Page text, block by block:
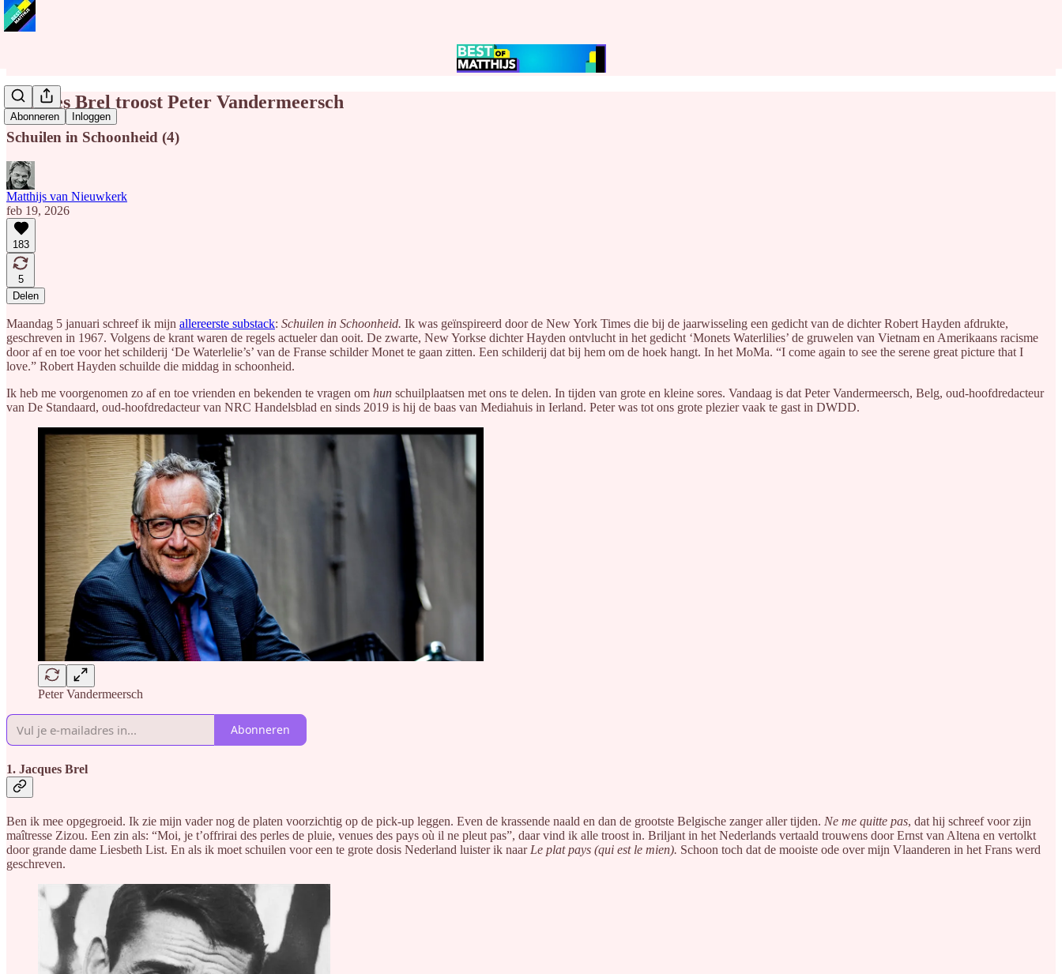
Abonneren Inloggen
Jacques Brel troost Peter Vandermeersch
Schuilen in Schoonheid (4)
Matthijs van Nieuwkerk
feb 19, 2026
183
5
Delen
Maandag 5 januari schreef ik mijn allereerste substack: Schuilen in Schoonheid. Ik was geïnspireerd door de New York Times die bij de jaarwisseling een gedicht van de dichter Robert Hayden afdrukte,
geschreven in 1967. Volgens de krant waren de regels actueler dan ooit. De zwarte, New Yorkse dichter Hayden ontvlucht in het gedicht ‘Monets Waterlilies’ de gruwelen van Vietnam en Amerikaans racisme
door af en toe voor het schilderij ‘De Waterlelie’s’ van de Franse schilder Monet te gaan zitten. Een schilderij dat bij hem om de hoek hangt. In het MoMa. “I come again to see the serene great picture that I
love.” Robert Hayden schuilde die middag in schoonheid.
Ik heb me voorgenomen zo af en toe vrienden en bekenden te vragen om hun schuilplaatsen met ons te delen. In tijden van grote en kleine sores. Vandaag is dat Peter Vandermeersch, Belg, oud-hoofdredacteur
van De Standaard, oud-hoofdredacteur van NRC Handelsblad en sinds 2019 is hij de baas van Mediahuis in Ierland. Peter was tot ons grote plezier vaak te gast in DWDD.
Peter Vandermeersch
Abonneren
1. Jacques Brel
Ben ik mee opgegroeid. Ik zie mijn vader nog de platen voorzichtig op de pick-up leggen. Even de krassende naald en dan de grootste Belgische zanger aller tijden. Ne me quitte pas, dat hij schreef voor zijn
maîtresse Zizou. Een zin als: “Moi, je t’offrirai des perles de pluie, venues des pays où il ne pleut pas”, daar vind ik alle troost in. Briljant in het Nederlands vertaald trouwens door Ernst van Altena en vertolkt
door grande dame Liesbeth List. En als ik moet schuilen voor een te grote dosis Nederland luister ik naar Le plat pays (qui est le mien). Schoon toch dat de mooiste ode over mijn Vlaanderen in het Frans werd
geschreven.